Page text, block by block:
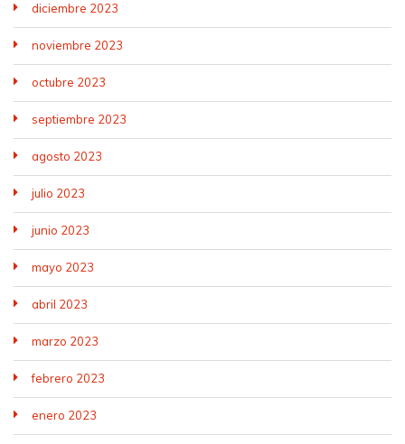
diciembre 2023
noviembre 2023
octubre 2023
septiembre 2023
agosto 2023
julio 2023
junio 2023
mayo 2023
abril 2023
marzo 2023
febrero 2023
enero 2023